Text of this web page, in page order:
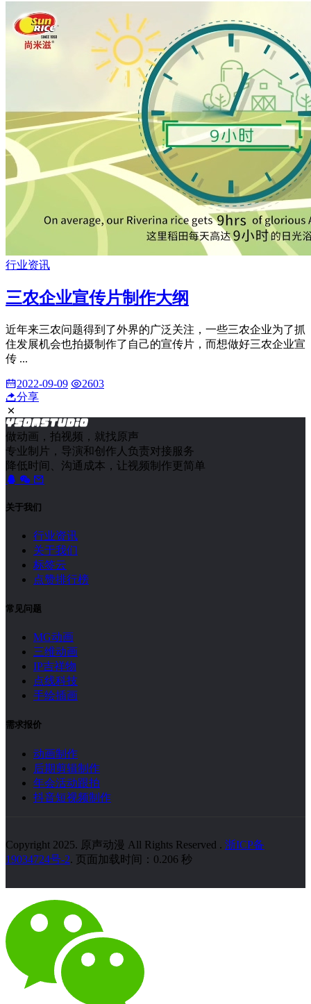
行业资讯
三农企业宣传片制作大纲
近年来三农问题得到了外界的广泛关注，一些三农企业为了抓
住发展机会也拍摄制作了自己的宣传片，而想做好三农企业宣
传 ...
2022-09-09
2603
分享
做动画，拍视频，就找原声
专业制片，导演和创作人负责对接服务
降低时间、沟通成本，让视频制作更简单
关于我们
行业资讯
关于我们
标签云
点赞排行榜
常见问题
MG动画
三维动画
IP吉祥物
点线科技
手绘插画
需求报价
动画制作
后期剪辑制作
年会活动跟拍
抖音短视频制作
Copyright 2025. 原声动漫 All Rights Reserved . 浙ICP备
19034724号-2. 页面加载时间：0.206 秒